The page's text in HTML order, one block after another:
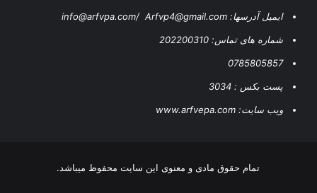
ایمیل آدرسها: info@arfvpa.com/ Arfvp4@gmail.com
شماره های تماس: 202200310
0785805857
پست بکس : 3034
ویب سایت: www.arfvepa.com
تمام حقوق مادی و معنوی این سایت محفوظ میباشد.